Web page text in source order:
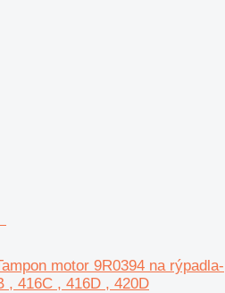
motor 9R0394 na rýpadla-
, 416C , 416D , 420D